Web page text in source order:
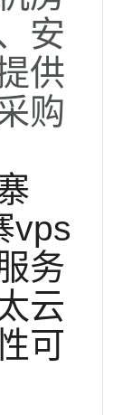
安
供
购
vps
务
云
可